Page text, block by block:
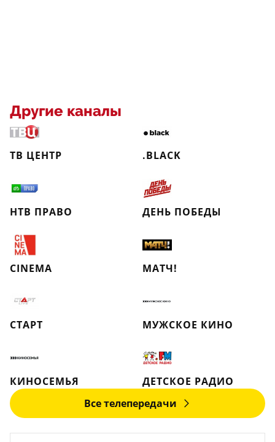
Другие каналы
ТВ ЦЕНТР .BLACK
НТВ ПРАВО ДЕНЬ ПОБЕДЫ
CINEMA МАТЧ!
СТАРТ МУЖСКОЕ КИНО
КИНОСЕМЬЯ
ДЕТСКОЕ РАДИО
Все телепередачи